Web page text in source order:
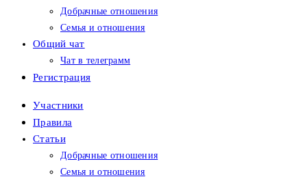
Добрачные отношения
Семья и отношения
Общий чат
Чат в телеграмм
Регистрация
Участники
Правила
Статьи
Добрачные отношения
Семья и отношения